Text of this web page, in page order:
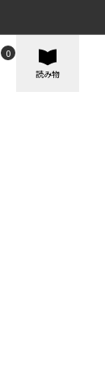
0
読み物